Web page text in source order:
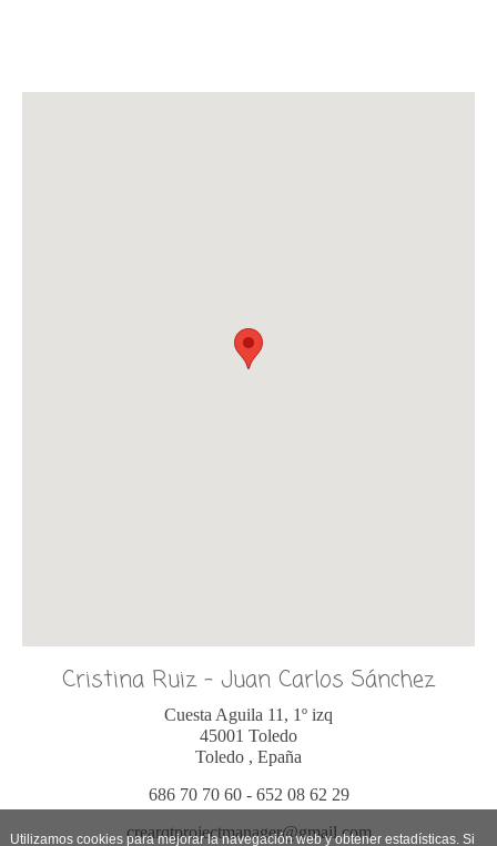
Cristina Ruiz - Juan Carlos Sánchez
Cuesta Aguila 11, 1º izq
45001 Toledo
Toledo , Epaña
686 70 70 60 - 652 08 62 29
crearqtprojectmanager@gmail.com
Utilizamos cookies para mejorar la navegación web y obtener estadísticas. Si